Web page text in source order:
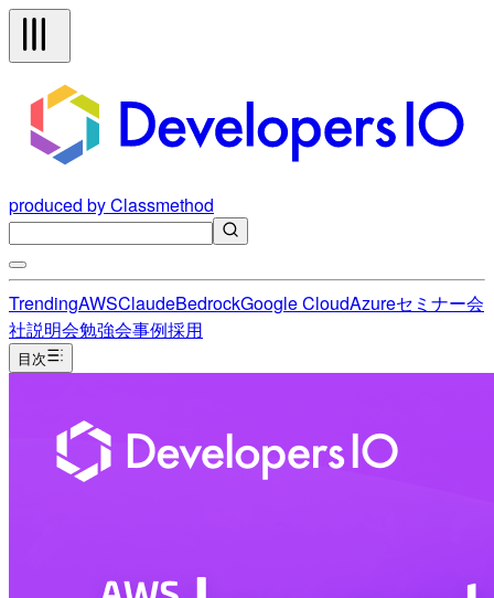
produced by Classmethod
TrendingAWSClaudeBedrockGoogle CloudAzureセミナー会
社説明会勉強会事例採用
目次